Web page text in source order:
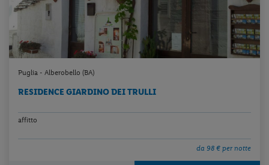
Puglia - Alberobello (BA)
RESIDENCE GIARDINO DEI TRULLI
affitto
da 98 € per notte